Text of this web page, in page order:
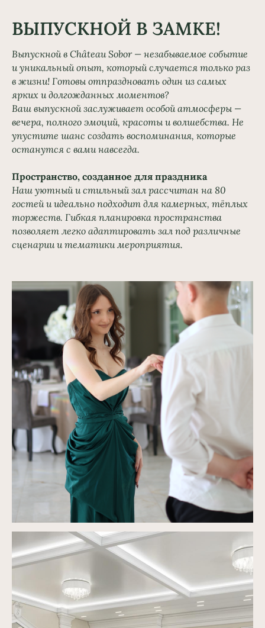
ВЫПУСКНОЙ В ЗАМКЕ!
Выпускной в Château Sobor — незабываемое событие
и уникальный опыт, который случается только раз
в жизни! Готовы отпраздновать один из самых
ярких и долгожданных моментов?
Ваш выпускной заслуживает особой атмосферы —
вечера, полного эмоций, красоты и волшебства. Не
упустите шанс создать воспоминания, которые
останутся с вами навсегда.
Пространство, созданное для праздника
Наш уютный и стильный зал рассчитан на 80
гостей и идеально подходит для камерных, тёплых
торжеств. Гибкая планировка пространства
позволяет легко адаптировать зал под различные
сценарии и тематики мероприятия.